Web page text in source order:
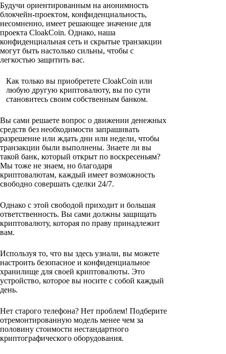
Будучи ориентированным на анонимность
блокчейн-проектом, конфиденциальность,
несомненно, имеет решающее значение для
проекта CloakCoin. Однако, наша
конфиденциальная сеть и скрытые транзакции
могут быть настолько сильны, чтобы с
легкостью защитить вас.
Как только вы приобретете CloakCoin или
любую другую криптовалюту, вы по сути
становитесь своим собственным банком.
Вы сами решаете вопрос о движении денежных
средств без необходимости запрашивать
разрешение или ждать дни или недели, чтобы
транзакции были выполнены. Знаете ли вы
такой банк, который открыт по воскресеньям?
Мы тоже не знаем, но благодаря
криптовалютам, каждый имеет возможность
свободно совершать сделки 24/7.
Однако с этой свободой приходит и большая
ответственность. Вы сами должны защищать
криптовалюту, которая по праву принадлежит
вам.
Используя то, что вы здесь узнали, вы можете
настроить безопасное и конфиденциальное
хранилище для своей криптовалюты. Это
устройство, которое вы носите с собой каждый
день.
Нет старого телефона? Нет проблем! Подберите
отремонтированную модель менее чем за
половину стоимости нестандартного
криптографического оборудования.